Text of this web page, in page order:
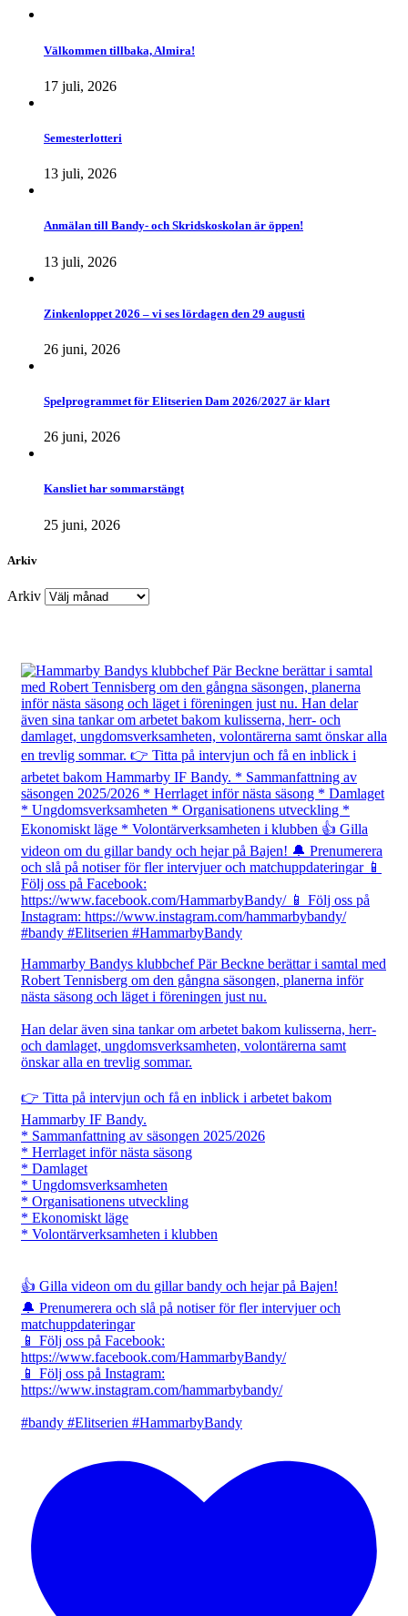
Välkommen tillbaka, Almira!
17 juli, 2026
Semesterlotteri
13 juli, 2026
Anmälan till Bandy- och Skridskoskolan är öppen!
13 juli, 2026
Zinkenloppet 2026 – vi ses lördagen den 29 augusti
26 juni, 2026
Spelprogrammet för Elitserien Dam 2026/2027 är klart
26 juni, 2026
Kansliet har sommarstängt
25 juni, 2026
Arkiv
Arkiv
Hammarby Bandys klubbchef Pär Beckne berättar i samtal med
Robert Tennisberg om den gångna säsongen, planerna inför
nästa säsong och läget i föreningen just nu.
Han delar även sina tankar om arbetet bakom kulisserna, herr-
och damlaget, ungdomsverksamheten, volontärerna samt
önskar alla en trevlig sommar.
👉 Titta på intervjun och få en inblick i arbetet bakom
Hammarby IF Bandy.
* Sammanfattning av säsongen 2025/2026
* Herrlaget inför nästa säsong
* Damlaget
* Ungdomsverksamheten
* Organisationens utveckling
* Ekonomiskt läge
* Volontärverksamheten i klubben
👍 Gilla videon om du gillar bandy och hejar på Bajen!
🔔 Prenumerera och slå på notiser för fler intervjuer och
matchuppdateringar
📱 Följ oss på Facebook:
https://www.facebook.com/HammarbyBandy/
📱 Följ oss på Instagram:
https://www.instagram.com/hammarbybandy/
#bandy #Elitserien #HammarbyBandy